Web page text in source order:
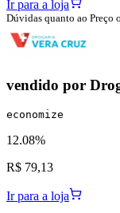
Ir para a loja
Dúvidas quanto ao Preço
vendido por
economize
12.08%
R$ 79,13
Ir para a loja